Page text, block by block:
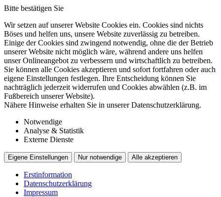
Bitte bestätigen Sie
Wir setzen auf unserer Website Cookies ein. Cookies sind nichts
Böses und helfen uns, unsere Website zuverlässig zu betreiben.
Einige der Cookies sind zwingend notwendig, ohne die der Betrieb
unserer Website nicht möglich wäre, während andere uns helfen
unser Onlineangebot zu verbessern und wirtschaftlich zu betreiben.
Sie können alle Cookies akzeptieren und sofort fortfahren oder auch
eigene Einstellungen festlegen. Ihre Entscheidung können Sie
nachträglich jederzeit widerrufen und Cookies abwählen (z.B. im
Fußbereich unserer Website).
Nähere Hinweise erhalten Sie in unserer Datenschutzerklärung.
Notwendige
Analyse & Statistik
Externe Dienste
Eigene Einstellungen Nur notwendige Alle akzeptieren
Erstinformation
Datenschutzerklärung
Impressum